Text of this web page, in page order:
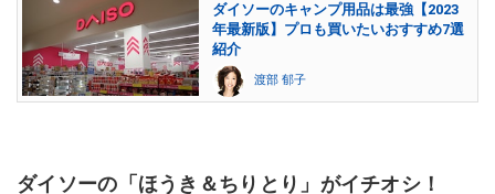
ダイソーのキャンプ用品は最強【2023
年最新版】プロも買いたいおすすめ7選
紹介
渡部 郁子
ダイソーの「ほうき＆ちりとり」がイチオシ！